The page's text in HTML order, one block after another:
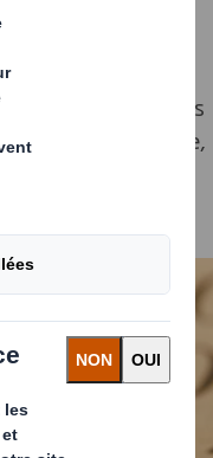
responsables,
des solutions
Dans cet article,
votre